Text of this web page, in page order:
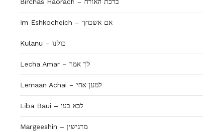
Im Eshkocheich – אם אשכחך
Kulanu – כולנו
Lecha Amar – לך אמר
Lemaan Achai – למען אחי
Liba Baui – לבא בעי
Margeeshin – מרגישין